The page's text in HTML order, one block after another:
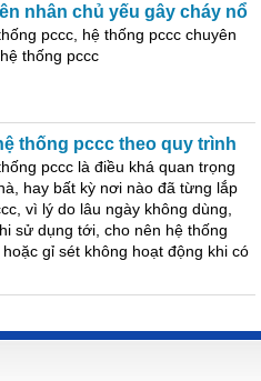
nhân chủ yếu gây cháy nổ
pccc, hệ thống pccc chuyên
thống pccc
thống pccc theo quy trình
pccc là điều khá quan trọng
hay bất kỳ nơi nào đã từng lắp
vì lý do lâu ngày không dùng,
sử dụng tới, cho nên hệ thống
gỉ sét không hoạt động khi có